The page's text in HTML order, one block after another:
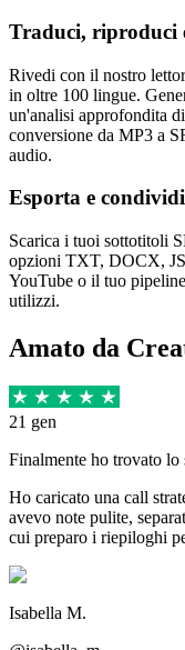
Traduci, riproduci
Rivedi con il nostro
in oltre 100 lingue.
un'analisi approfondita
conversione da MP3 a
audio.
Esporta e
Scarica i tuoi sottotitoli
opzioni TXT, DOCX,
YouTube o il tuo
utilizzi.
Amato da
21 gen
Finalmente ho trovato lo
Ho caricato una call
avevo note pulite,
cui preparo i riepiloghi
Isabella M.